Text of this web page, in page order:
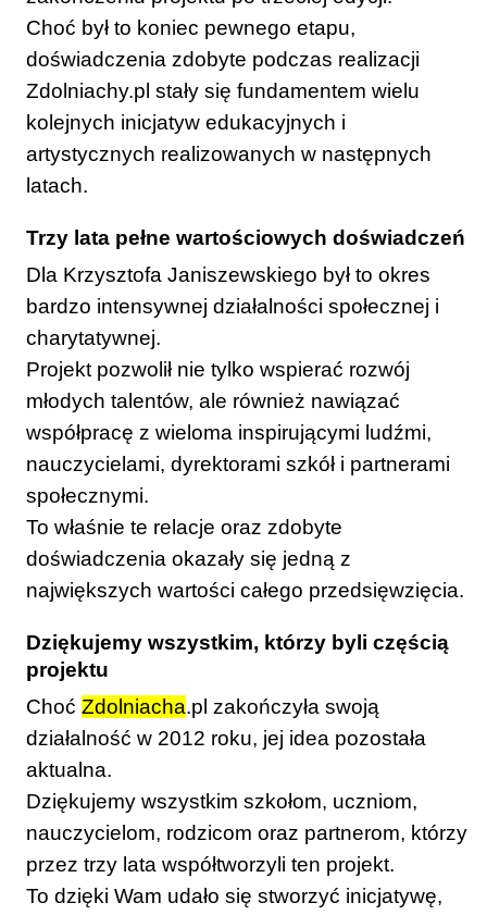
Choć był to koniec pewnego etapu,
doświadczenia zdobyte podczas realizacji
Zdolniachy.pl stały się fundamentem wielu
kolejnych inicjatyw edukacyjnych i
artystycznych realizowanych w następnych
latach.
Trzy lata pełne wartościowych doświadczeń
Dla Krzysztofa Janiszewskiego był to okres
bardzo intensywnej działalności społecznej i
charytatywnej.
Projekt pozwolił nie tylko wspierać rozwój
młodych talentów, ale również nawiązać
współpracę z wieloma inspirującymi ludźmi,
nauczycielami, dyrektorami szkół i partnerami
społecznymi.
To właśnie te relacje oraz zdobyte
doświadczenia okazały się jedną z
największych wartości całego przedsięwzięcia.
Dziękujemy wszystkim, którzy byli częścią
projektu
Choć Zdolniacha.pl zakończyła swoją
działalność w 2012 roku, jej idea pozostała
aktualna.
Dziękujemy wszystkim szkołom, uczniom,
nauczycielom, rodzicom oraz partnerom, którzy
przez trzy lata współtworzyli ten projekt.
To dzięki Wam udało się stworzyć inicjatywę,